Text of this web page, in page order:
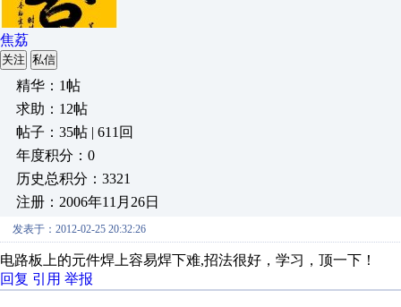
焦荔
关注 私信
精华：1帖
求助：12帖
帖子：35帖 | 611回
年度积分：0
历史总积分：3321
注册：2006年11月26日
发表于：2012-02-25 20:32:26
电路板上的元件焊上容易焊下难,招法很好，学习，顶一下！
回复 引用 举报